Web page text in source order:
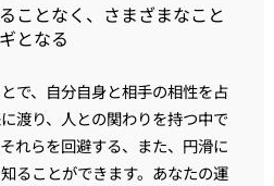
ことなく、さまざまなこと
となる
で、自分自身と相手の相性を占
渡り、人との関わりを持つ中で
れらを回避する、また、円滑に
ることができます。あなたの運